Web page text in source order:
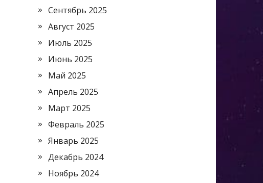
Сентябрь 2025
Август 2025
Июль 2025
Июнь 2025
Май 2025
Апрель 2025
Март 2025
Февраль 2025
Январь 2025
Декабрь 2024
Ноябрь 2024